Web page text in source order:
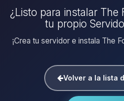
¿Listo para instalar The
tu propio
¡Crea tu servidor e instala The
Volver a la lista